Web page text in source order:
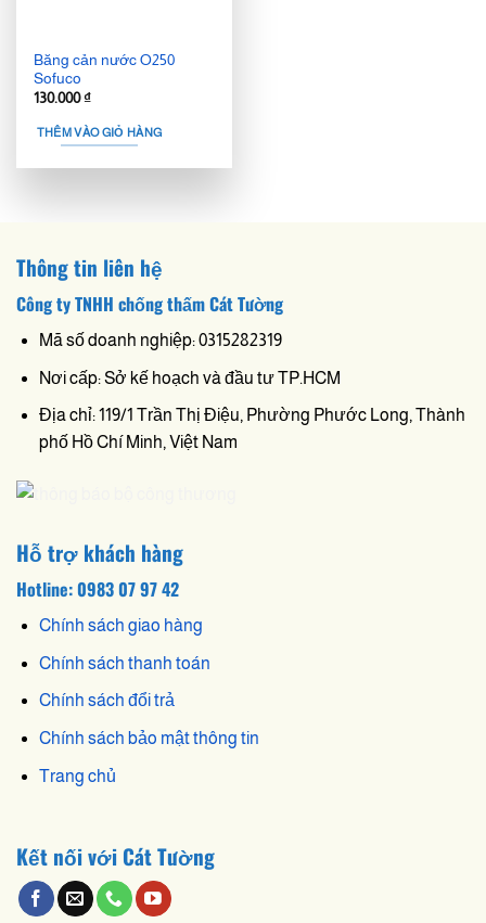
Băng cản nước O250
Sofuco
130.000₫
THÊM VÀO GIỎ HÀNG
Thông tin liên hệ
Công ty TNHH chống thấm Cát Tường
Mã số doanh nghiệp: 0315282319
Nơi cấp: Sở kế hoạch và đầu tư TP.HCM
Địa chỉ: 119/1 Trần Thị Điệu, Phường Phước Long, Thành
phố Hồ Chí Minh, Việt Nam
Hỗ trợ khách hàng
Hotline: 0983 07 97 42
Chính sách giao hàng
Chính sách thanh toán
Chính sách đổi trả
Chính sách bảo mật thông tin
Trang chủ
Kết nối với Cát Tường